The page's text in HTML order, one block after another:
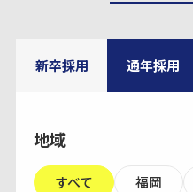
新卒採用 通年採用
地域
すべて 福岡